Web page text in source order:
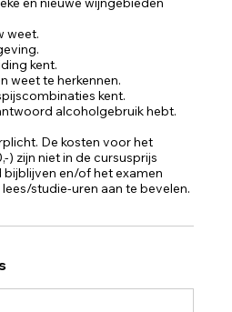
weet.
kent.
weet te herkennen.
kent.
alcoholgebruik hebt.
De kosten voor het
) zijn niet in de cursusprijs
en/of het examen
studie-uren aan te bevelen.